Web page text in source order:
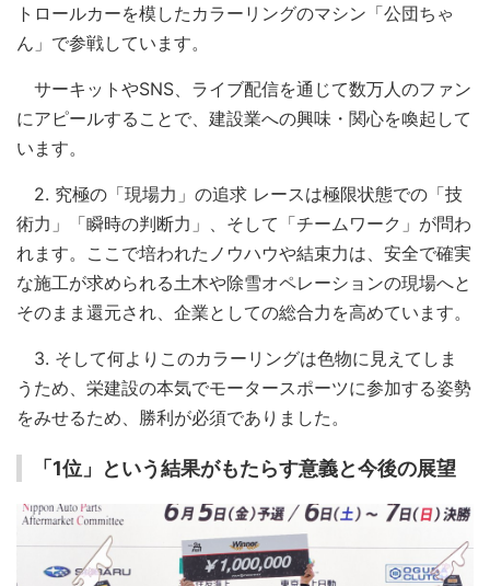
トロールカーを模したカラーリングのマシン「公団ちゃ
ん」で参戦しています。
サーキットやSNS、ライブ配信を通じて数万人のファン
にアピールすることで、建設業への興味・関心を喚起して
います。
2. 究極の「現場力」の追求 レースは極限状態での「技
術力」「瞬時の判断力」、そして「チームワーク」が問わ
れます。ここで培われたノウハウや結束力は、安全で確実
な施工が求められる土木や除雪オペレーションの現場へと
そのまま還元され、企業としての総合力を高めています。
3. そして何よりこのカラーリングは色物に見えてしま
うため、栄建設の本気でモータースポーツに参加する姿勢
をみせるため、勝利が必須でありました。
「1位」という結果がもたらす意義と今後の展望